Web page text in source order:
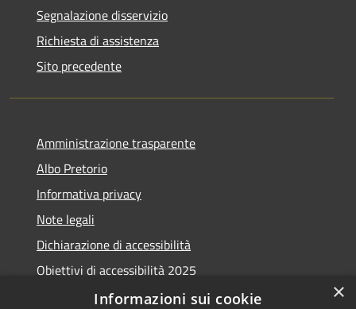
Segnalazione disservizio
Richiesta di assistenza
Sito precedente
Amministrazione trasparente
Albo Pretorio
Informativa privacy
Note legali
Dichiarazione di accessibilità
Obiettivi di accessibilità 2025
Meccanismo di feedback
×
Informazioni sui cookie